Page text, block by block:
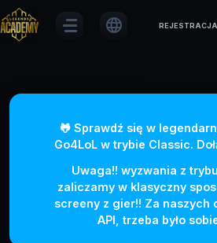
language REJESTRACJA
🐸 Sprawdź się w
Go4LoL w trybie Classic.
Uwaga!! wyzwania z
zaliczamy w klasyczny
screeny z gier!! Za naszych
API, trzeba było